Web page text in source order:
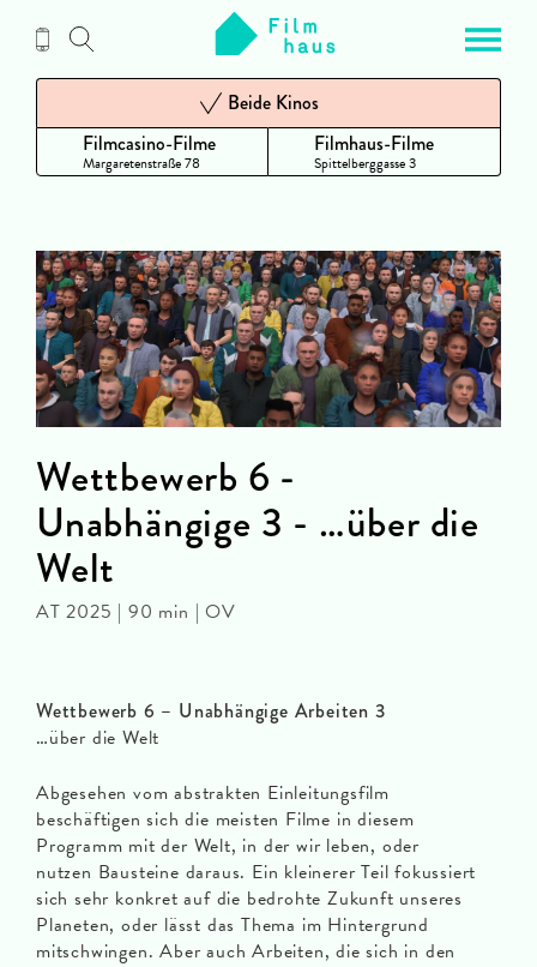
Inhalt
Filmcasino-Filme
Margaretenstraße 78
Beide Kinos
Filmhaus-Filme
Spittelberggasse 3
Wettbewerb 6 – Unabhängige Arbeiten 3
…über die Welt
Abgesehen vom abstrakten Einleitungsfilm
beschäftigen sich die meisten Filme in diesem
Programm mit der Welt, in der wir leben, oder
nutzen Bausteine daraus. Ein kleinerer Teil fokussiert
sich sehr konkret auf die bedrohte Zukunft unseres
Planeten, oder lässt das Thema im Hintergrund
mitschwingen. Aber auch Arbeiten, die sich in den
Wettbewerb 6 -
Unabhängige 3 - …über die
Welt
AT 2025 | 90 min | OV